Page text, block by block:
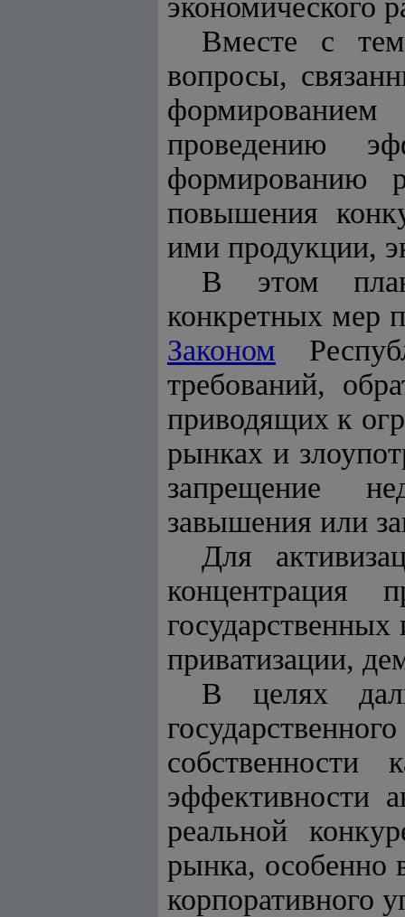
экономического
Вместе с
вопросы,
проведению
формированию
повышения
ими продукции,
В этом
конкретных мер
Законом
требований,
приводящих к
рынках и
запрещение
завышения или
Для
концентрация
приватизации,
В целях
эффективности
реальной
рынка, особенно
корпоративного